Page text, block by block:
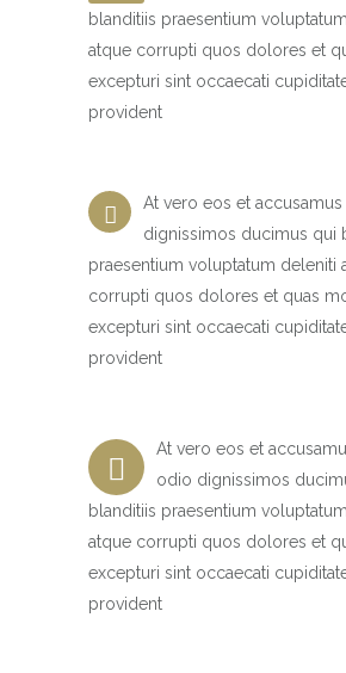
blanditiis praesentium
atque corrupti quos dolores et
excepturi sint occaecati
provident
At vero eos et
dignissimos ducimus qui
praesentium voluptatum deleniti
corrupti quos dolores et quas
excepturi sint occaecati
provident
At vero eos et
odio dignissimos
blanditiis praesentium
atque corrupti quos dolores et
excepturi sint occaecati
provident